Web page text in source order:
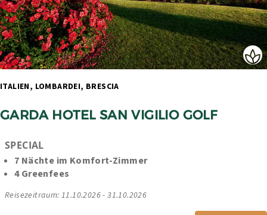
GARDA HOTEL SAN VIGILIO GOLF
SPECIAL
7 Nächte im Komfort-Zimmer
4 Greenfees
Reisezeitraum: 11.10.2026 - 31.10.2026